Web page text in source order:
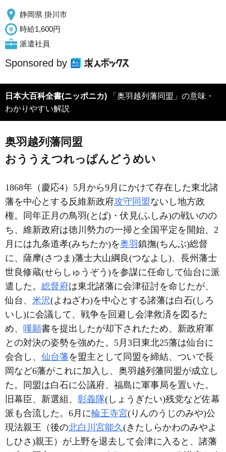
静岡県 掛川市
時給1,600円
派遣社員
Sponsored by
日本大百科全書(ニッポニカ) 「奥羽越列藩同盟」の意味・
わかりやすい解説
奥羽越列藩同盟
おううえつれっぱんどうめい
1868年（慶応4）5月から9月にかけて存在した東北諸
藩を中心とする反維新政府攻守同盟ないし地方政
権。同年正月の鳥羽(とば)・伏見(ふしみ)の戦いのの
ち、維新政府は徳川勢力の一掃と全国平定を開始、2
月には九条道孝(みちたか)を奥羽鎮撫(ちんぶ)総督
に、薩摩(さつま)藩士大山綱良(つなよし)、長州藩士
世良修蔵(せらしゅうぞう)を参謀に任命して仙台に派
遣した。 総督府は東北諸藩に会津征討を命じたが、
仙台、 米沢(よねざわ)を中心とする諸藩は白石(しろ
いし)に会議して、戦争を回避し会津救済を図るた
め、 嘆願書を提出したが却下されたため、新政府軍
との対決の姿勢を強めた。5月3日東北25藩は仙台に
会合し、 仙台藩を盟主として同盟を締結、ついで長
岡など6藩がこれに加入し、奥羽越列藩同盟が成立し
た。同盟は白石に公議府、福島に軍事局を置いた。
旧幕臣、新選組、 彰義隊(しょうぎたい)残党など佐幕
派も合流した。6月に輪王寺宮(りんのうじのみや)公
現法親王（後の北白川宮能久(きたしらかわのみやよ
しひさ)親王）が上野を退去して会津に入ると、諸藩